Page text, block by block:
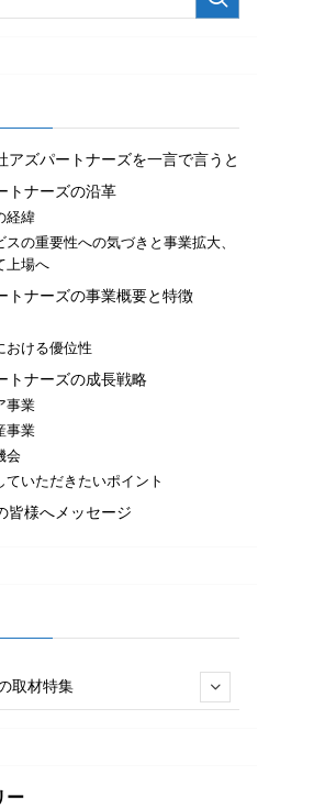
アズパートナーズを一言で言うと
トナーズの沿革
経緯
スの重要性への気づきと事業拡大、
上場へ
トナーズの事業概要と特徴
おける優位性
トナーズの成長戦略
事業
事業
会
ていただきたいポイント
皆様へメッセージ
取材特集
ー